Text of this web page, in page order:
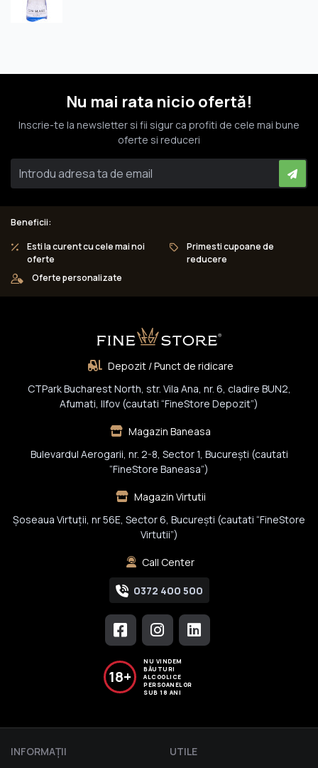
Nu mai rata nicio ofertă!
Inscrie-te la newsletter si fii sigur ca profiti de cele mai bune
oferte si reduceri
Beneficii:
Esti la curent cu cele mai noi
oferte
Primesti cupoane de
reducere
Oferte personalizate
Depozit / Punct de ridicare
CTPark Bucharest North, str. Vila Ana, nr. 6, cladire BUN2,
Afumati, Ilfov (cautati “FineStore Depozit”)
Magazin Baneasa
Bulevardul Aerogarii, nr. 2-8, Sector 1, Bucureşti (cautati
“FineStore Baneasa”)
Magazin Virtutii
Șoseaua Virtuții, nr 56E, Sector 6, București (cautati “FineStore
Virtutii”)
Call Center
0372 400 500
18+
NU VINDEM
BĂUTURI
ALCOOLICE
PERSOANELOR
SUB 18 ANI
INFORMAŢII UTILE